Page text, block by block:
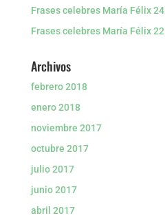
Frases celebres María Félix 24
Frases celebres María Félix 22
Archivos
febrero 2018
enero 2018
noviembre 2017
octubre 2017
julio 2017
junio 2017
abril 2017